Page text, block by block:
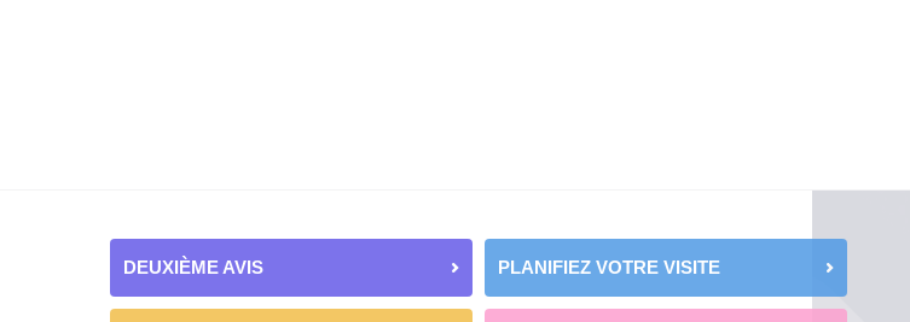
DEUXIÈME AVIS PLANIFIEZ VOTRE VISITE